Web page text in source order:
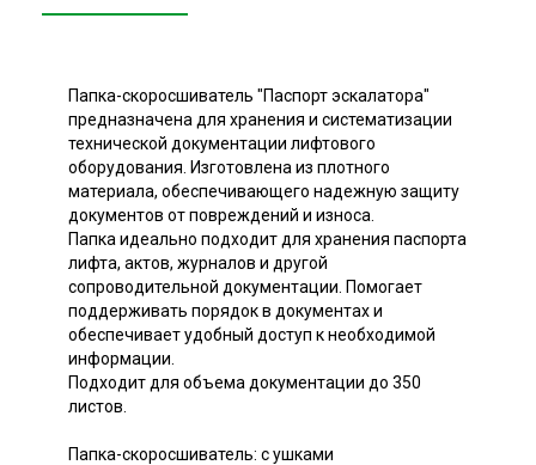
Папка-скоросшиватель "Паспорт эскалатора"
предназначена для хранения и систематизации
технической документации лифтового
оборудования. Изготовлена из плотного
материала, обеспечивающего надежную защиту
документов от повреждений и износа.
Папка идеально подходит для хранения паспорта
лифта, актов, журналов и другой
сопроводительной документации. Помогает
поддерживать порядок в документах и
обеспечивает удобный доступ к необходимой
информации.
Подходит для объема документации до 350
листов.
Папка-скоросшиватель: с ушками